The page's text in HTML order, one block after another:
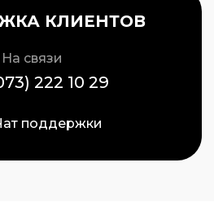
КЛИЕНТОВ
На связи
222 10 29
поддержки